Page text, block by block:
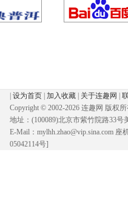
设为首页 加入收藏 关于连趣网
Copyright © 2002-2026 连趣网 版权
地址：(100089)北京市紫竹院路33号
E-Mail：mylhh.zhao@vip.sina.com
05042114号]